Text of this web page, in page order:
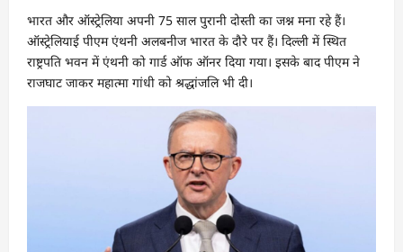
भारत और ऑस्ट्रेलिया अपनी 75 साल पुरानी दोस्ती का जश्न मना रहे हैं।
ऑस्ट्रेलियाई पीएम एंथनी अलबनीज भारत के दौरे पर हैं। दिल्ली में स्थित
राष्ट्रपति भवन में एंथनी को गार्ड ऑफ ऑनर दिया गया। इसके बाद पीएम ने
राजघाट जाकर महात्मा गांधी को श्रद्धांजलि भी दी।